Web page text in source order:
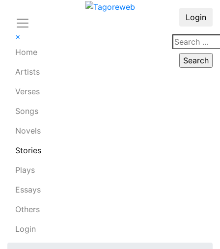
×
Home
Artists
Verses
Songs
Novels
Stories
Plays
Essays
Others
Login
Login